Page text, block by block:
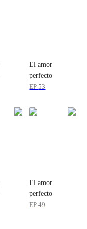
El amor
perfecto
EP53
El amor
perfecto
EP49